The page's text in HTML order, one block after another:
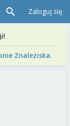
Zaloguj się
Znaleziska.